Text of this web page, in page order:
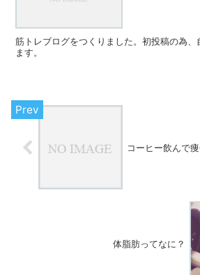
筋トレブログをつくりました。初投稿の為、
ます。
コーヒー飲んで
体脂肪ってなに？